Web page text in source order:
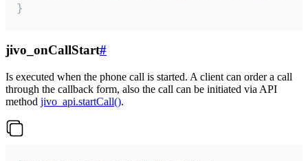
}
jivo_onCallStart#
Is executed when the phone call is started. A client can order a call
through the callback form, also the call can be initiated via API
method jivo_api.startCall().